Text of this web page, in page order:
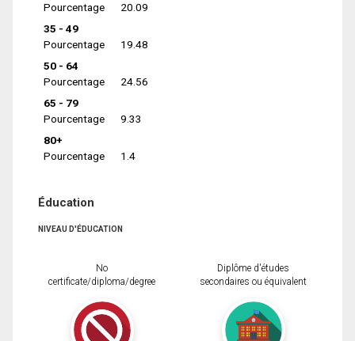
Pourcentage
20.09
35 - 49
Pourcentage
19.48
50 - 64
Pourcentage
24.56
65 - 79
Pourcentage
9.33
80+
Pourcentage
1.4
Éducation
NIVEAU D'ÉDUCATION
No
certificate/diploma/degree
Diplôme d'études
secondaires ou équivalent